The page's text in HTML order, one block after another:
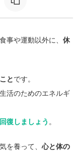
事や運動以外に、 休
とです。
活のためのエネルギ
復しましょう 。
を養って、 心と体の